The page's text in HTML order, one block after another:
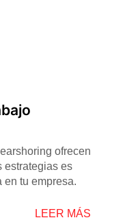
ofrecen
estrategias es
en tu empresa.
LEER MÁS